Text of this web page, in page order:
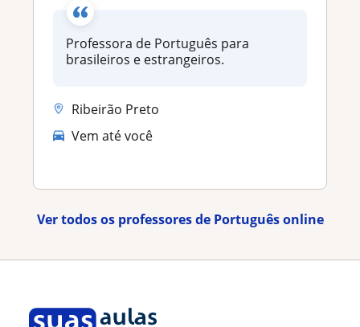
Professora de Português para
brasileiros e estrangeiros.
Ribeirão Preto
Vem até você
Ver todos os professores de Português online